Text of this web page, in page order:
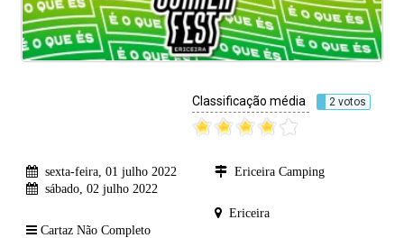
Classificação média 2 votos
sexta-feira, 01 julho 2022
sábado, 02 julho 2022
Cartaz Não Completo
Ericeira Camping
Ericeira